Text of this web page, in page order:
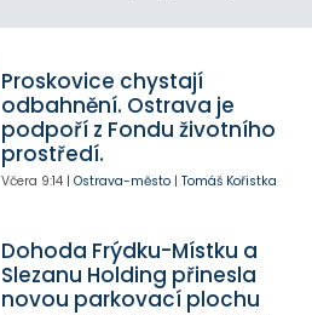
Proskovice chystají
odbahnění. Ostrava je
podpoří z Fondu životního
prostředí.
Včera 9:14| Ostrava-město| Tomáš Kořistka
Dohoda Frýdku-Místku a
Slezanu Holding přinesla
novou parkovací plochu